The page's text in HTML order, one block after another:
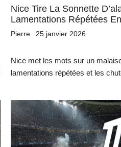
Nice Tire La Sonnette
Lamentations Répétées
Pierre 25 janvier 2026
Nice met les mots sur un
lamentations répétées et les